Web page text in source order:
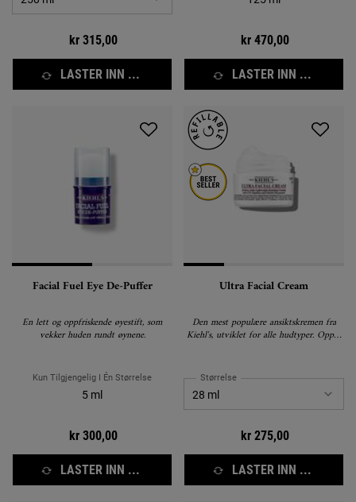
kr 315,00
LASTER INN ...
kr 470,00
LASTER INN ...
Facial Fuel Eye De-Puffer
En lett og oppfriskende øyestift, som
vekker huden rundt øynene.
Kun Tilgjengelig I Én Størrelse
5 ml
kr 300,00
LASTER INN ...
Ultra Facial Cream
Den mest populære ansiktskremen fra
Kiehl's, utviklet for alle hudtyper. Opptil
Størrelse
kr 275,00
LASTER INN ...